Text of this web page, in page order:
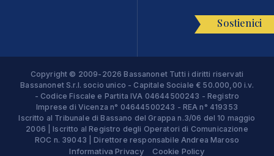
Sostienici
Copyright © 2009-2026 Bassanonet Tutti i diritti riservati
Bassanonet S.r.l. socio unico - Capitale Sociale € 50.000,00 i.v.
- Codice Fiscale e Partita IVA 04644500243 - Registro
Imprese di Vicenza n° 04644500243 - REA n° 419353
Iscritto al Tribunale di Bassano del Grappa n.3/06 del 10 maggio
2006 | Iscritto al Registro degli Operatori di Comunicazione
ROC n. 39043 | Direttore responsabile Andrea Maroso
Informativa Privacy Cookie Policy